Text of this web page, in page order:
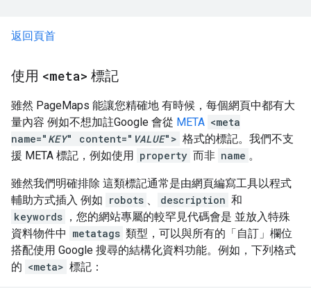
返回頁首
使用 <meta> 標記
雖然 PageMaps 能讓您精確地 有時候，每個網頁中都有大
量內容 例如不想加註Google 會從 META <meta
name=" KEY" content=" VALUE"> 格式的標記。我們不支
援 META 標記，例如使用 property 而非 name 。
雖然我們明確排除 這類標記通常是由網頁編寫工具以程式
輔助方式插入 例如 robots 、 description 和
keywords ，您的網站專屬的較罕見代碼會是 並放入特殊
資料物件中 metatags 類型，可以與所有的「自訂」欄位
搭配使用 Google 搜尋的結構化資料功能。例如，下列格式
的 <meta> 標記：